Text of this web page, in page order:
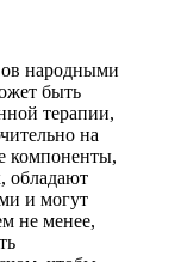
народными
быть
терапии,
на
компоненты,
обладают
и могут
не менее,